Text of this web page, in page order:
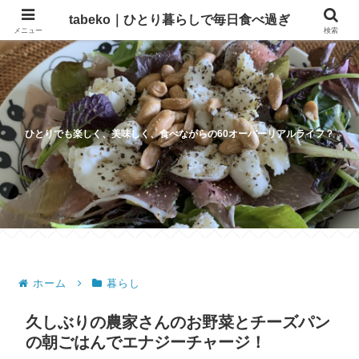
ひとりでも楽しく、美味しく、食べながらの60オーバーリアルライフ？
ホーム 暮らし
久しぶりの農家さんのお野菜とチーズパン
の朝ごはんでエナジーチャージ！
メニュー
tabeko｜ひとり暮らしで毎日食べ過ぎ
検索